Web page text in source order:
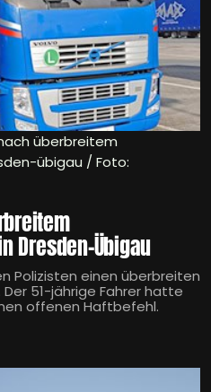
überbreitem
übigau / Foto:
Dresden-Übigau
Polizisten einen überbreiten
51-jährige Fahrer hatte
offenen Haftbefehl.